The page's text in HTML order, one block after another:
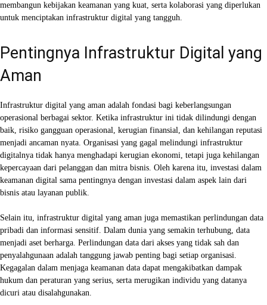
membangun kebijakan keamanan yang kuat, serta kolaborasi yang diperlukan
untuk menciptakan infrastruktur digital yang tangguh.
Pentingnya Infrastruktur Digital yang
Aman
Infrastruktur digital yang aman adalah fondasi bagi keberlangsungan
operasional berbagai sektor. Ketika infrastruktur ini tidak dilindungi dengan
baik, risiko gangguan operasional, kerugian finansial, dan kehilangan reputasi
menjadi ancaman nyata. Organisasi yang gagal melindungi infrastruktur
digitalnya tidak hanya menghadapi kerugian ekonomi, tetapi juga kehilangan
kepercayaan dari pelanggan dan mitra bisnis. Oleh karena itu, investasi dalam
keamanan digital sama pentingnya dengan investasi dalam aspek lain dari
bisnis atau layanan publik.
Selain itu, infrastruktur digital yang aman juga memastikan perlindungan data
pribadi dan informasi sensitif. Dalam dunia yang semakin terhubung, data
menjadi aset berharga. Perlindungan data dari akses yang tidak sah dan
penyalahgunaan adalah tanggung jawab penting bagi setiap organisasi.
Kegagalan dalam menjaga keamanan data dapat mengakibatkan dampak
hukum dan peraturan yang serius, serta merugikan individu yang datanya
dicuri atau disalahgunakan.